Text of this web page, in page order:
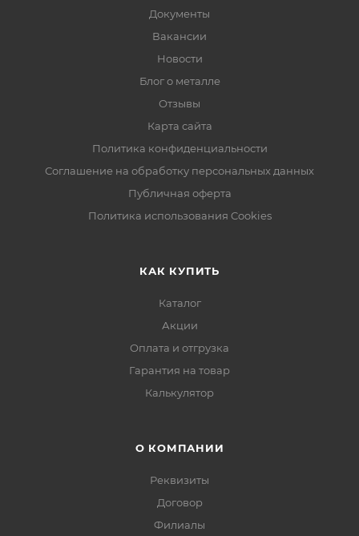
Документы
Вакансии
Новости
Блог о металле
Отзывы
Карта сайта
Политика конфиденциальности
Соглашение на обработку персональных данных
Публичная оферта
Политика использования Cookies
КАК КУПИТЬ
Каталог
Акции
Оплата и отгрузка
Гарантия на товар
Калькулятор
О КОМПАНИИ
Реквизиты
Договор
Филиалы